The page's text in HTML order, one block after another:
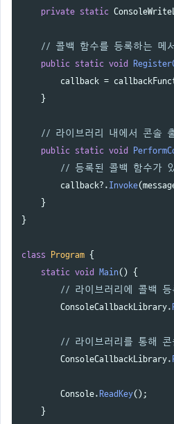
private static
// 콜백 함수를 등록하는 메
public static void
callback =
}
// 라이브러리 내에서 콘솔
public static void
// 등록된 콜백 함수가
callback?. Invoke(
}
}
class Program {
static void Main() {
// 라이브러리에 콜백 등
ConsoleCallbackLibrary.
// 라이브러리를 통해 콘
ConsoleCallbackLibrary.
Console. ReadKey();
}